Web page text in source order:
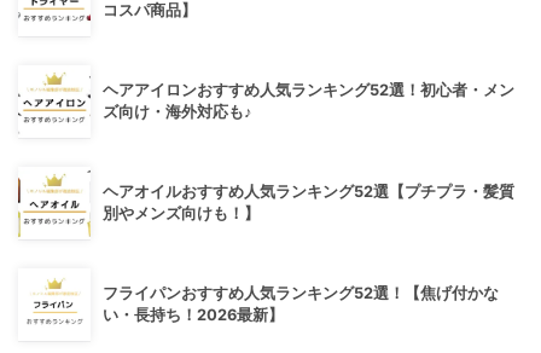
コスパ商品】
ヘアアイロンおすすめ人気ランキング52選！初心者・メン
ズ向け・海外対応も♪
ヘアオイルおすすめ人気ランキング52選【プチプラ・髪質
別やメンズ向けも！】
フライパンおすすめ人気ランキング52選！【焦げ付かな
い・長持ち！2026最新】